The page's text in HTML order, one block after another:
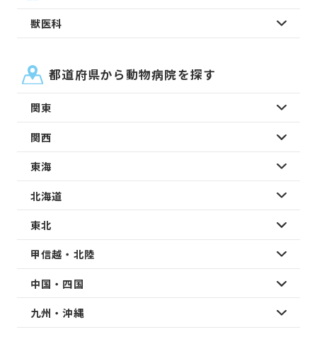
獣医科
都道府県から動物病院を探す
関東
関西
東海
北海道
東北
甲信越・北陸
中国・四国
九州・沖縄